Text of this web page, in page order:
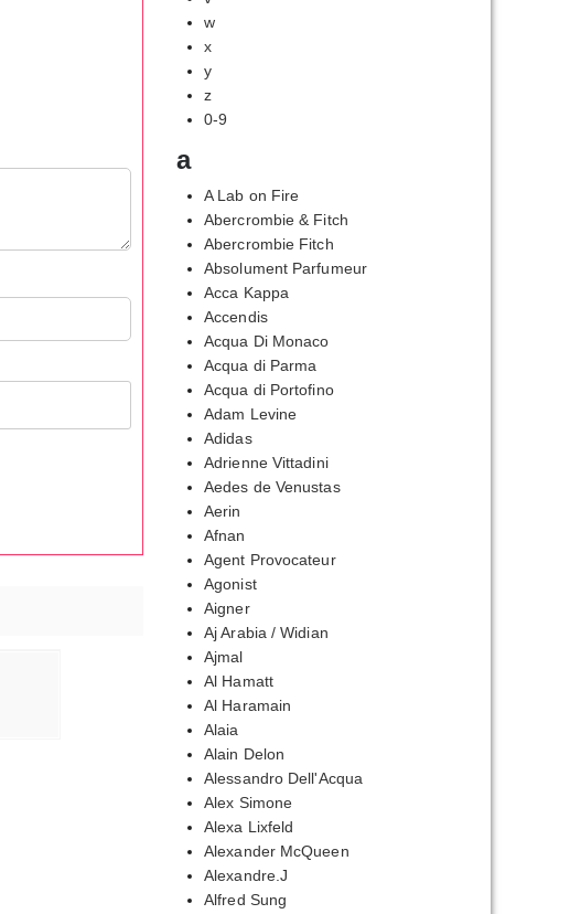
w
x
y
z
0-9
a
A Lab on Fire
Abercrombie & Fitch
Abercrombie Fitch
Absolument Parfumeur
Acca Kappa
Accendis
Acqua Di Monaco
Acqua di Parma
Acqua di Portofino
Adam Levine
Adidas
Adrienne Vittadini
Aedes de Venustas
Aerin
Afnan
Agent Provocateur
Agonist
Aigner
Aj Arabia / Widian
Ajmal
Al Hamatt
Al Haramain
Alaia
Alain Delon
Alessandro Dell'Acqua
Alex Simone
Alexa Lixfeld
Alexander McQueen
Alexandre.J
Alfred Sung